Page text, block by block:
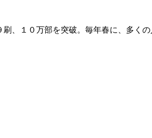
、１０万部を突破。毎年春に、多く